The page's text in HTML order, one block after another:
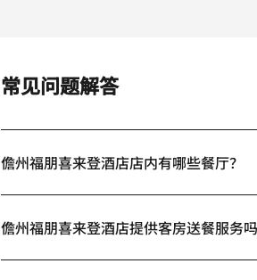
常见问题解答
儋州福朋喜来登酒店店内有哪些餐厅？
儋州福朋喜来登酒店提供客房送餐服务吗